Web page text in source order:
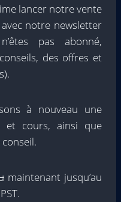
lancer notre vente
avec notre newsletter
pas abonné,
des offres et
à nouveau une
cours, ainsi que
maintenant jusqu’au